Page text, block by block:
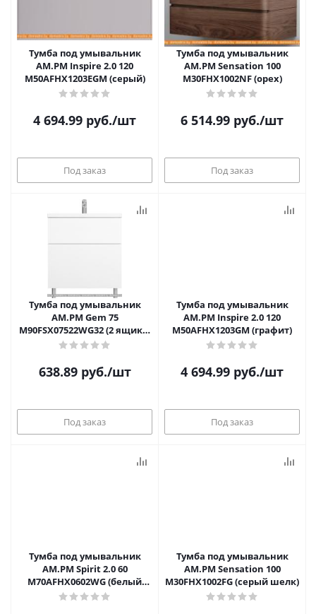
Тумба под умывальник
AM.PM Inspire 2.0 120
M50AFHX1203EGM (серый)
4 694.99 руб./шт
Под заказ
Тумба под умывальник
AM.PM Sensation 100
M30FHX1002NF (орех)
6 514.99 руб./шт
Под заказ
Тумба под умывальник
AM.PM Gem 75
M90FSX07522WG32 (2 ящика,
белый)
638.89руб./шт
Под заказ
Тумба под умывальник
AM.PM Inspire 2.0 120
M50AFHX1203GM (графит)
4 694.99 руб./шт
Под заказ
Тумба под умывальник
AM.PM Spirit 2.0 60
M70AFHX0602WG (белый
глянец)
Тумба под умывальник
AM.PM Sensation 100
M30FHX1002FG (серый шелк)